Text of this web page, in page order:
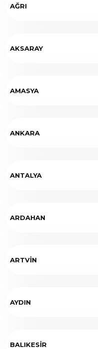
AĞRI
AKSARAY
AMASYA
ANKARA
ANTALYA
ARDAHAN
ARTVİN
AYDIN
BALIKESİR